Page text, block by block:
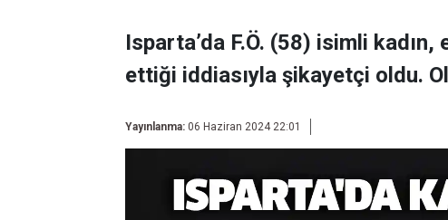
Isparta’da F.Ö. (58) isimli
ettiği iddiasıyla şikayetçi oldu.
Yayınlanma: 06 Haziran 2024 22:01